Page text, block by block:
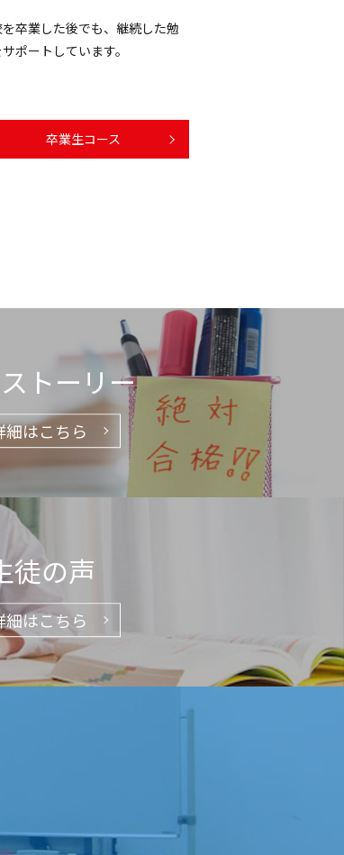
を卒業した後でも、継続した勉
ポートしています。
卒業生コース
トーリー
細はこちら
徒の声
細はこちら